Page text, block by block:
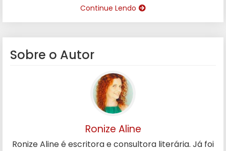
Continue Lendo
Sobre o Autor
Ronize Aline
Ronize Aline é escritora e consultora literária. Já foi